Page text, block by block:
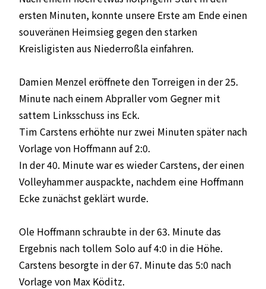
ersten Minuten, konnte unsere Erste am Ende einen
souveränen Heimsieg gegen den starken
Kreisligisten aus Niederroßla einfahren.
Damien Menzel eröffnete den Torreigen in der 25.
Minute nach einem Abpraller vom Gegner mit
sattem Linksschuss ins Eck.
Tim Carstens erhöhte nur zwei Minuten später nach
Vorlage von Hoffmann auf 2:0.
In der 40. Minute war es wieder Carstens, der einen
Volleyhammer auspackte, nachdem eine Hoffmann
Ecke zunächst geklärt wurde.
Ole Hoffmann schraubte in der 63. Minute das
Ergebnis nach tollem Solo auf 4:0 in die Höhe.
Carstens besorgte in der 67. Minute das 5:0 nach
Vorlage von Max Köditz.